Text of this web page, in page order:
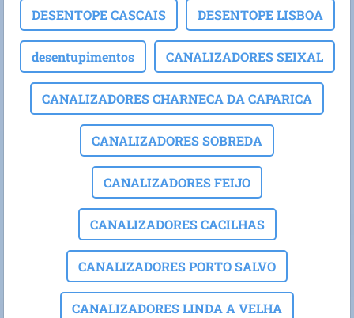
DESENTOPE CASCAIS DESENTOPE LISBOA
desentupimentos CANALIZADORES SEIXAL
CANALIZADORES CHARNECA DA CAPARICA
CANALIZADORES SOBREDA
CANALIZADORES FEIJO
CANALIZADORES CACILHAS
CANALIZADORES PORTO SALVO
CANALIZADORES LINDA A VELHA